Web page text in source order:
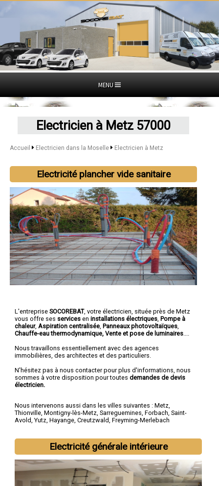
MENU
Electricien à Metz 57000
Accueil Electricien dans la Moselle Electricien à Metz
Electricité plancher vide sanitaire
L'entreprise SOCOREBAT, votre électricien , située près de Metz
vous offre ses services en installations électriques Pompe à
chaleur, Aspiration centralisée Panneaux photovoltaïques
Chauffe-eau thermodynamique, Vente et pose de luminaires
Nous travaillons essentiellement avec des agences
immobilières, des architectes et des particuliers.
N'hésitez pas à nous contacter pour plus d'informations, nous
sommes à votre disposition pour toutes demandes de devis
électricien.
Nous intervenons aussi dans les villes suivantes : Metz,
Thionville, Montigny-lès-Metz, Sarreguemines, Forbach, Saint-
Avold, Yutz, Hayange, Creutzwald, Freyming-Merlebach
Electricité générale intérieure